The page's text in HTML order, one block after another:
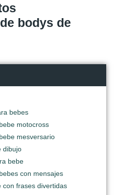
bodys de
bebes
motocross
mesversario
dibujo
bebe
con mensajes
frases divertidas